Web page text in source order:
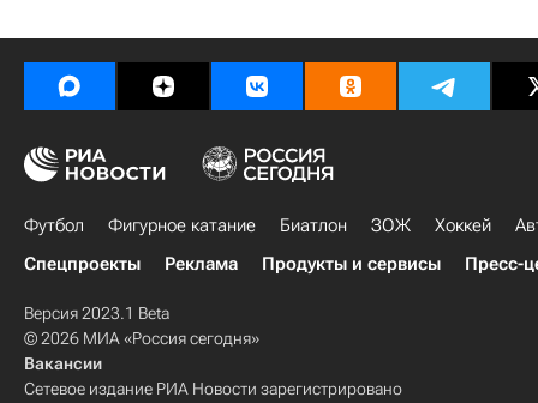
Футбол Фигурное катание Биатлон ЗОЖ Хоккей
Спецпроекты
Реклама Продукты и сервисы Пресс-
Версия 2023.1 Beta
© 2026 МИА «Россия сегодня»
Вакансии
Сетевое издание РИА Новости зарегистрировано